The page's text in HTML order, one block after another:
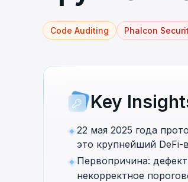
Phalcon Explorer
Visualize, simulate, and
Code Auditing Phalcon
Key
22 мая 2025 года
это крупнейший DeFi-
Первопричина:
некорректное